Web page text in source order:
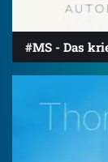
#MS - Das